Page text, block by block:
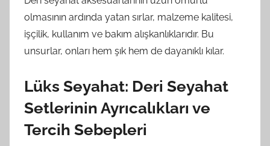
olmasının ardında yatan sırlar, malzeme kalitesi,
işçilik, kullanım ve bakım alışkanlıklarıdır. Bu
unsurlar, onları hem şık hem de dayanıklı kılar.
Lüks Seyahat: Deri Seyahat
Setlerinin Ayrıcalıkları ve
Tercih Sebepleri